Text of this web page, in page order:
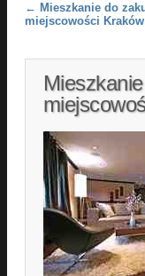
Post
← Mieszkanie do
miejscowości